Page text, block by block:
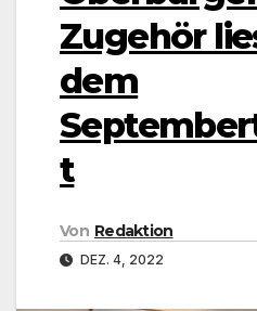
Zugehör
dem
t
Von Redaktion
DEZ. 4, 2022